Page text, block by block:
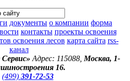
документы о компании форма
контакты проекты освоения
освоения лесов карта сайта rss-
канал
Сервис» Адрес: 115088, Москва, 1-
16.
(499) 391-72-53